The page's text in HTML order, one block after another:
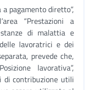
a pagamento diretto”,
“Prestazioni a
di malattia e
lavoratrici e dei
prevede che,
lavorativa”,
di contribuzione utili